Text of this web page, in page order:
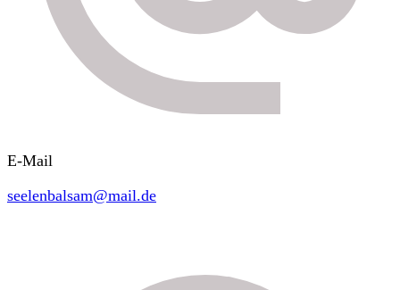
E-Mail
seelenbalsam@mail.de